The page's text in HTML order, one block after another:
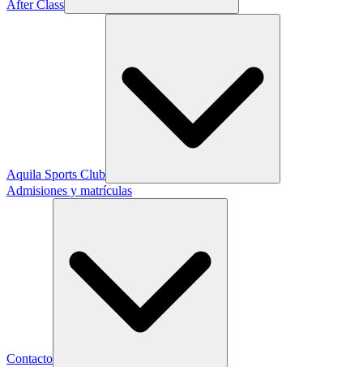
After Class
Aquila Sports Club
Admisiones y matrículas
Contacto